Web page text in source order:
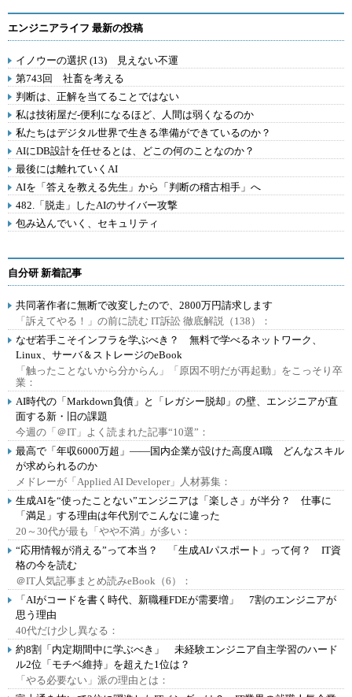
エンジニアライフ 最新の投稿
イノウーの選択 (13) 見えない不運
第743回 社畜を考える
判断は、正解を当てることではない
私は技術屋だ-便利になるほど、人間は弱くなるのか
私たちはデジタル世界で生きる準備ができているのか？
AIにDB設計を任せるとは、どこの何のことなのか？
最後には離れていくAI
AIを「答えを教える先生」から「判断の稽古相手」へ
482.「脱走」したAIのサイバー攻撃
包み込んでいく、セキュリティ
自分研 新着記事
共同著作者に無断で改変したので、2800万円請求します
「訴えてやる！」の前に読む IT訴訟 徹底解説（138）：
なぜ若手こそインフラを学ぶべき？ 無料で学べるネットワーク、
Linux、サーバ＆ストレージのeBook
「触ったことないから分からん」「原因不明だが再起動」をこっそり卒
業：
AI時代の「Markdown負債」と「レガシー脱却」の壁、エンジニアが直
面する新・旧の課題
今週の「＠IT」よく読まれた記事“10選”：
最高で「年収6000万超」――国内企業が設けた高度AI職 どんなスキル
が求められるのか
メドレーが「Applied AI Developer」人材募集：
生成AIを“使ったことない”エンジニアは「楽しさ」が半分？ 仕事に
「満足」する理由は年代別でこんなに違った
20～30代が最も「やや不満」が多い：
“応用情報が消える”って本当？ 「生成AIパスポート」って何？ IT資
格の今を読む
＠IT人気記事まとめ読みeBook（6）：
「AIがコードを書く時代、新職種FDEが需要増」 7割のエンジニアが
思う理由
40代だけ少し異なる：
約8割「内定期間中に学ぶべき」 未経験エンジニア自主学習のハード
ル2位「モチベ維持」を超えた1位は？
「やる必要ない」派の理由とは：